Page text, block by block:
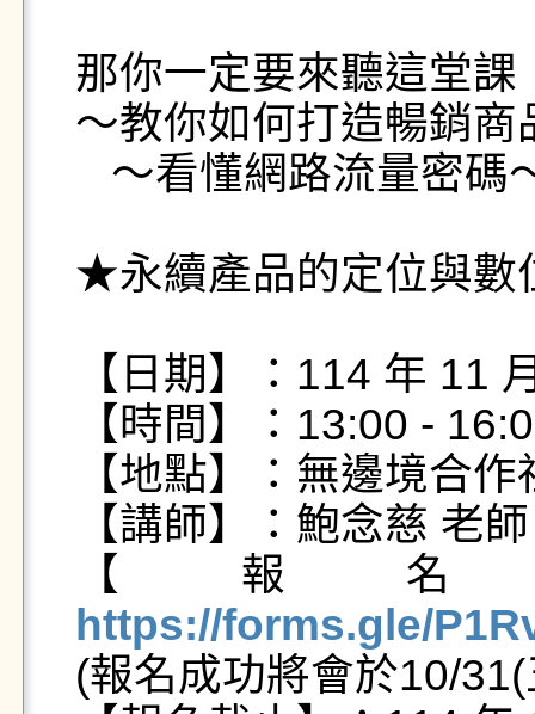
那你一定要來聽這堂課
～教你如何打造暢銷商
★永續產品的定位與
【日期】：114 年 11
【時間】：13:00 -
【地點】：無邊境合
【講師】：鮑念慈 老師
【報
https://forms.gle/
(報名成功將會於10/